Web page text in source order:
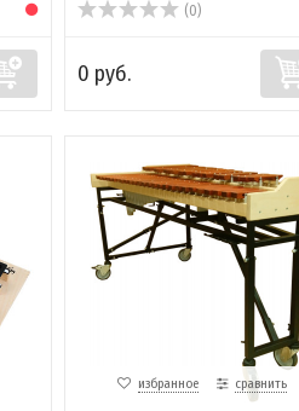
(0)
0 руб.
избранное сравнить